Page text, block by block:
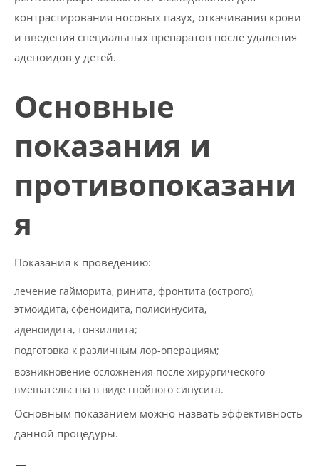
контрастирования носовых пазух, откачивания крови
и введения специальных препаратов после удаления
аденоидов у детей.
Основные
показания и
противопоказани
я
Показания к проведению:
лечение гайморита, ринита, фронтита (острого),
этмоидита, сфеноидита, полисинусита,
аденоидита, тонзиллита;
подготовка к различным лор-операциям;
возникновение осложнения после хирургического
вмешательства в виде гнойного синусита.
Основным показанием можно назвать эффективность
данной процедуры.